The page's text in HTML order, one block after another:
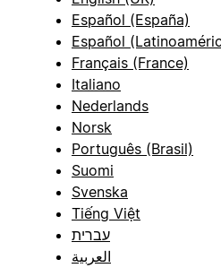
Español (España)
Español
Français (France)
Italiano
Nederlands
Norsk
Português (Brasil)
Suomi
Svenska
Tiếng Việt
עברית
العربية